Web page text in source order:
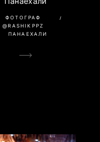
ФОТОГРАФ
@RASHIKPPZ
ПАНАЕХАЛИ